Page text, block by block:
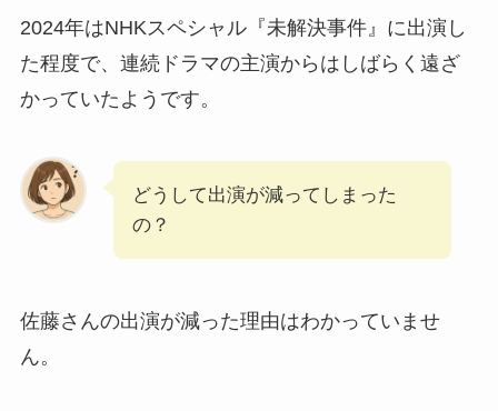
2024年はNHKスペシャル『未解決事件』に出演し
た程度で、連続ドラマの主演からはしばらく遠ざ
かっていたようです。
どうして出演が減ってしまった
の？
佐藤さんの出演が減った理由はわかっていませ
ん。